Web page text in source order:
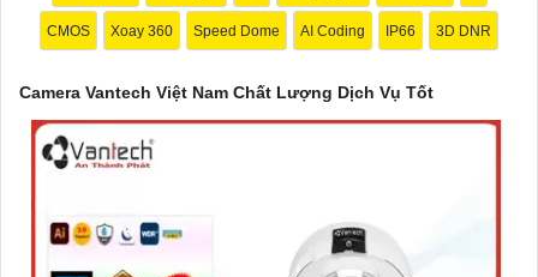
Nếu bạn cần thêm thông tin chi tiết về sản phẩm hay muốn tư
vấn, hãy liên hệ với đại lý phân phối chính thức của Vantech để
CMOS Xoay 360 Speed Dome AI Coding IP66 3D DNR
Camera Vantech Việt Nam Chất Lượng Dịch Vụ Tốt